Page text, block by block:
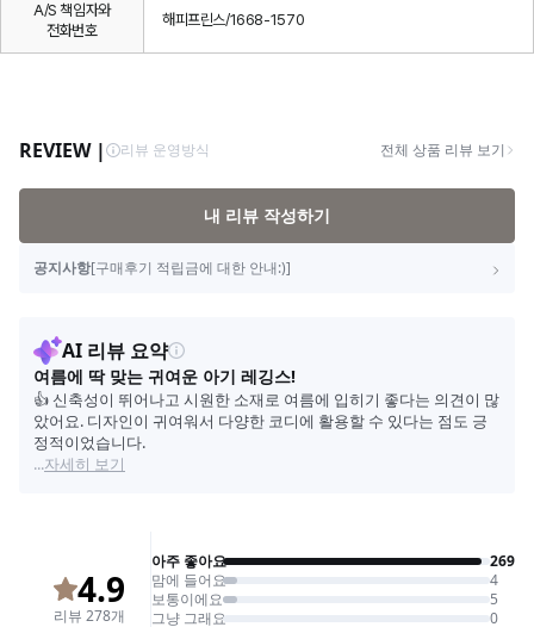
A/S 책임자와
전화번호
해피프린스/1668-1570